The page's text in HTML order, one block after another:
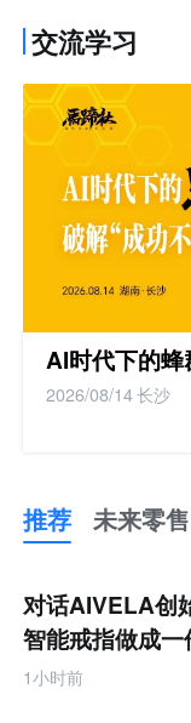
交流学习
AI时代下的
2026/08/14长沙
推荐 未来零售
来
零
售
跨
境
对话AIVELA创
智能戒指做成
饰品
1小时前